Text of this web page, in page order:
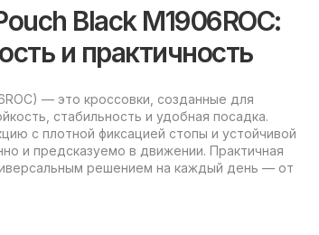
Black M1906ROC:
и практичность
— это кроссовки, созданные для
стабильность и удобная посадка.
с плотной фиксацией стопы и устойчивой
и предсказуемо в движении. Практичная
решением на каждый день — от